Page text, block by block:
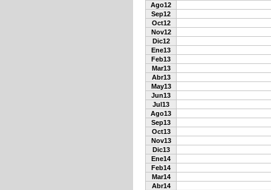
Ago12
Sep12
Oct12
Nov12
Dic12
Ene13
Feb13
Mar13
Abr13
May13
Jun13
Jul13
Ago13
Sep13
Oct13
Nov13
Dic13
Ene14
Feb14
Mar14
Abr14